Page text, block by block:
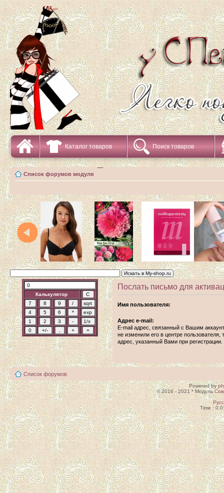
Каталог товаров Поиск товаров
Список форумов модуля
Калькулятор
Послать письмо для
Имя пользователя:
Адрес e-mail:
E-mail адрес, связанный с Вашим
не изменили его в центре пользователя,
адрес, указанный Вами при регистрации.
Список форумов
Powered by
© 2016 - 2021 * Модуль
Time :